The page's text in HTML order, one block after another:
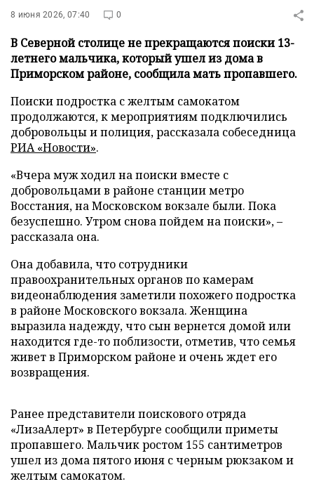
8 июня 2026, 07:40 0
В Северной столице не прекращаются поиски 13-
летнего мальчика, который ушел из дома в
Приморском районе, сообщила мать пропавшего.
Поиски подростка с желтым самокатом
продолжаются, к мероприятиям подключились
добровольцы и полиция, рассказала собеседница
РИА «Новости».
«Вчера муж ходил на поиски вместе с
добровольцами в районе станции метро
Восстания, на Московском вокзале были. Пока
безуспешно. Утром снова пойдем на поиски», –
рассказала она.
Она добавила, что сотрудники
правоохранительных органов по камерам
видеонаблюдения заметили похожего подростка
в районе Московского вокзала. Женщина
выразила надежду, что сын вернется домой или
находится где-то поблизости, отметив, что семья
живет в Приморском районе и очень ждет его
возвращения.
Ранее представители поискового отряда
«ЛизаАлерт» в Петербурге сообщили приметы
пропавшего. Мальчик ростом 155 сантиметров
ушел из дома пятого июня с черным рюкзаком и
желтым самокатом.